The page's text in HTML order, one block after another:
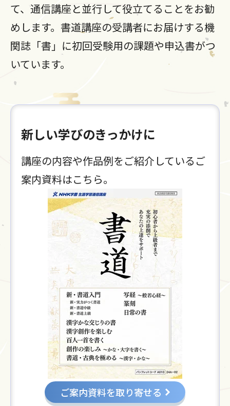
て、通信講座と並行して役立てることをお勧
めします。書道講座の受講者にお届けする機
関誌「書」に初回受験用の課題や申込書がつ
いています。
新しい学びのきっかけに
講座の内容や作品例をご紹介しているご
案内資料はこちら。
ご案内資料を取り寄せる